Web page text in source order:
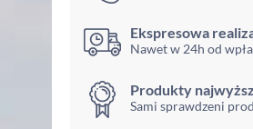
Ekspresowa
Nawet w 24h od
Produkty
Sami sprawdzeni